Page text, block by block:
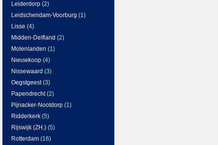
Leiderdorp (2)
Leidschendam-Voorburg (1)
Lisse (4)
Midden-Delfland (2)
Molenlanden (1)
Nieuwkoop (4)
Nissewaard (3)
Oegstgeest(3)
Papendrecht(2)
Pijnacker-Nootdorp (1)
Ridderkerk (5)
Rijswijk (ZH.) (5)
Rotterdam (16)